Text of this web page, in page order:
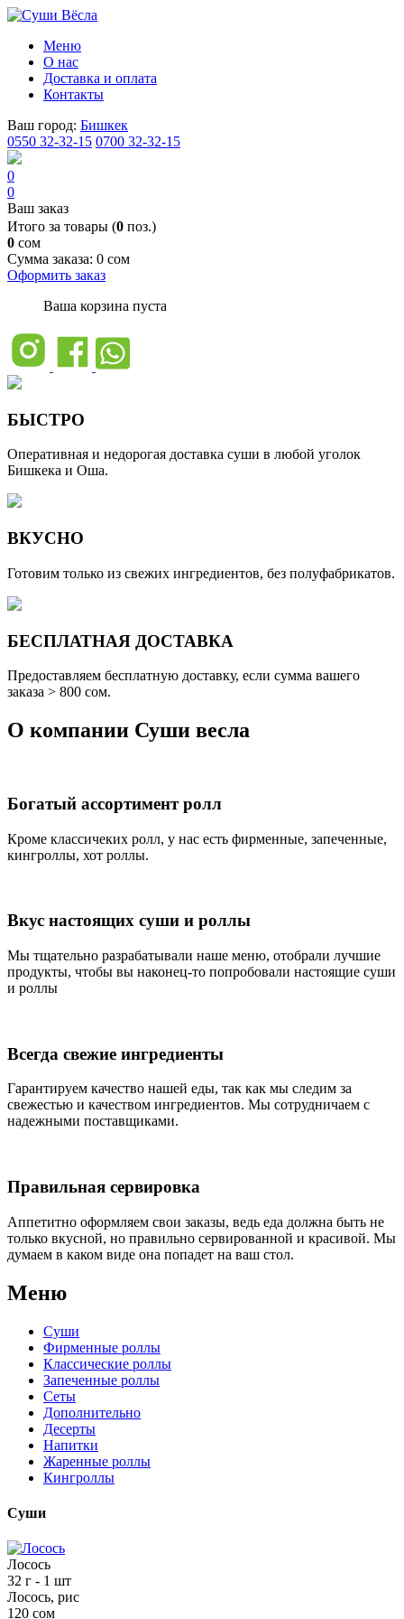
Меню
О нас
Доставка и оплата
Контакты
Ваш город: Бишкек
0550 32-32-15 0700 32-32-15
0
0
Ваш заказ
Итого за товары (0 поз.)
0 сом
Сумма заказа: 0 сом
Оформить заказ
Ваша корзина пуста
БЫСТРО
Оперативная и недорогая доставка суши в любой уголок
Бишкека и Оша.
ВКУСНО
Готовим только из свежих ингредиентов, без полуфабрикатов.
БЕСПЛАТНАЯ ДОСТАВКА
Предоставляем бесплатную доставку, если сумма вашего
заказа > 800 cом.
О компании Суши весла
Богатый ассортимент ролл
Кроме классичеких ролл, у нас есть фирменные, запеченные,
кингроллы, хот роллы.
Вкус настоящих суши и роллы
Мы тщательно разрабатывали наше меню, отобрали лучшие
продукты, чтобы вы наконец-то попробовали настоящие суши
и роллы
Всегда свежие ингредиенты
Гарантируем качество нашей еды, так как мы следим за
свежестью и качеством ингредиентов. Мы сотрудничаем с
надежными поставщиками.
Правильная сервировка
Аппетитно оформляем свои заказы, ведь еда должна быть не
только вкусной, но правильно сервированной и красивой. Мы
думаем в каком виде она попадет на ваш стол.
Меню
Суши
Фирменные роллы
Классические роллы
Запеченные роллы
Сеты
Дополнительно
Десерты
Напитки
Жаренные роллы
Кингроллы
Суши
Лосось
32 г - 1 шт
Лосось, рис
120 сом